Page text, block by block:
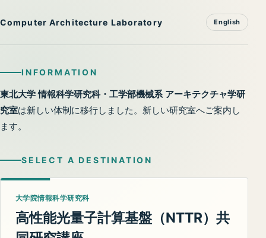
Computer Architecture Laboratory English
INFORMATION
東北大学 情報科学研究科・工学部機械系 アーキテクチャ学研
究室は新しい体制に移行しました。新しい研究室へご案内し
ます。
SELECT A DESTINATION
大学院情報科学研究科
高性能光量子計算基盤（NTTR）共